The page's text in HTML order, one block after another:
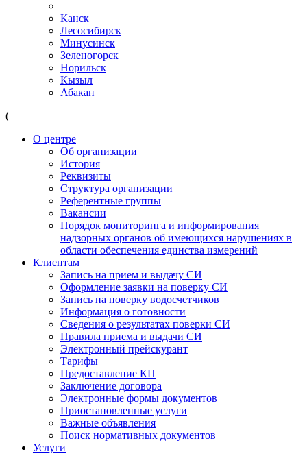
Канск
Лесосибирск
Минусинск
Зеленогорск
Норильск
Кызыл
Абакан
(
О центре
Об организации
История
Реквизиты
Структура организации
Референтные группы
Вакансии
Порядок мониторинга и информирования
надзорных органов об имеющихся нарушениях в
области обеспечения единства измерений
Клиентам
Запись на прием и выдачу СИ
Оформление заявки на поверку СИ
Запись на поверку водосчетчиков
Информация о готовности
Сведения о результатах поверки СИ
Правила приема и выдачи СИ
Электронный прейскурант
Тарифы
Предоставление КП
Заключение договора
Электронные формы документов
Приостановленные услуги
Важные объявления
Поиск нормативных документов
Услуги